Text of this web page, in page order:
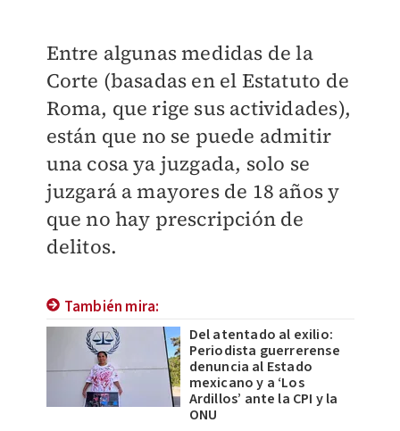
Entre algunas medidas de la
Corte (basadas en el Estatuto de
Roma, que rige sus actividades),
están que no se puede admitir
una cosa ya juzgada, solo se
juzgará a mayores de 18 años y
que no hay prescripción de
delitos.
También mira:
Del atentado al exilio:
Periodista guerrerense
denuncia al Estado
mexicano y a ‘Los
Ardillos’ ante la CPI y la
ONU